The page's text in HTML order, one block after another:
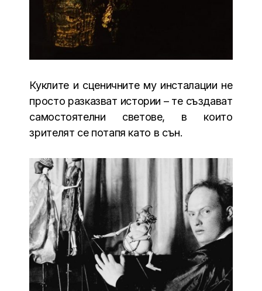
Куклите и сценичните му инсталации не
просто разказват истории – те създават
самостоятелни светове, в които
зрителят се потапя като в сън.